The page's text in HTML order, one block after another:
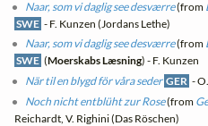
Naar, som vi daglig see desværre(from
SWE - F. Kunzen (Jordans Lethe)
Naar, som vi daglig see desværre(from
SWE (Moerskabs Læsning) - F. Kunzen
När til en blygd för våra seder GER -
Noch nicht entblüht zur Rose(from
Reichardt, V. Righini (Das Röschen)